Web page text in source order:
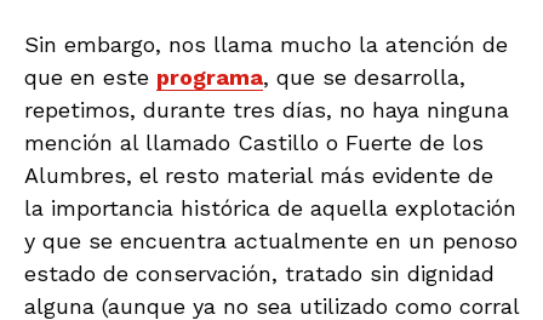
Sin embargo, nos llama mucho la atención de
que en este programa, que se desarrolla,
repetimos, durante tres días, no haya ninguna
mención al llamado Castillo o Fuerte de los
Alumbres, el resto material más evidente de
la importancia histórica de aquella explotación
y que se encuentra actualmente en un penoso
estado de conservación, tratado sin dignidad
alguna (aunque ya no sea utilizado como corral